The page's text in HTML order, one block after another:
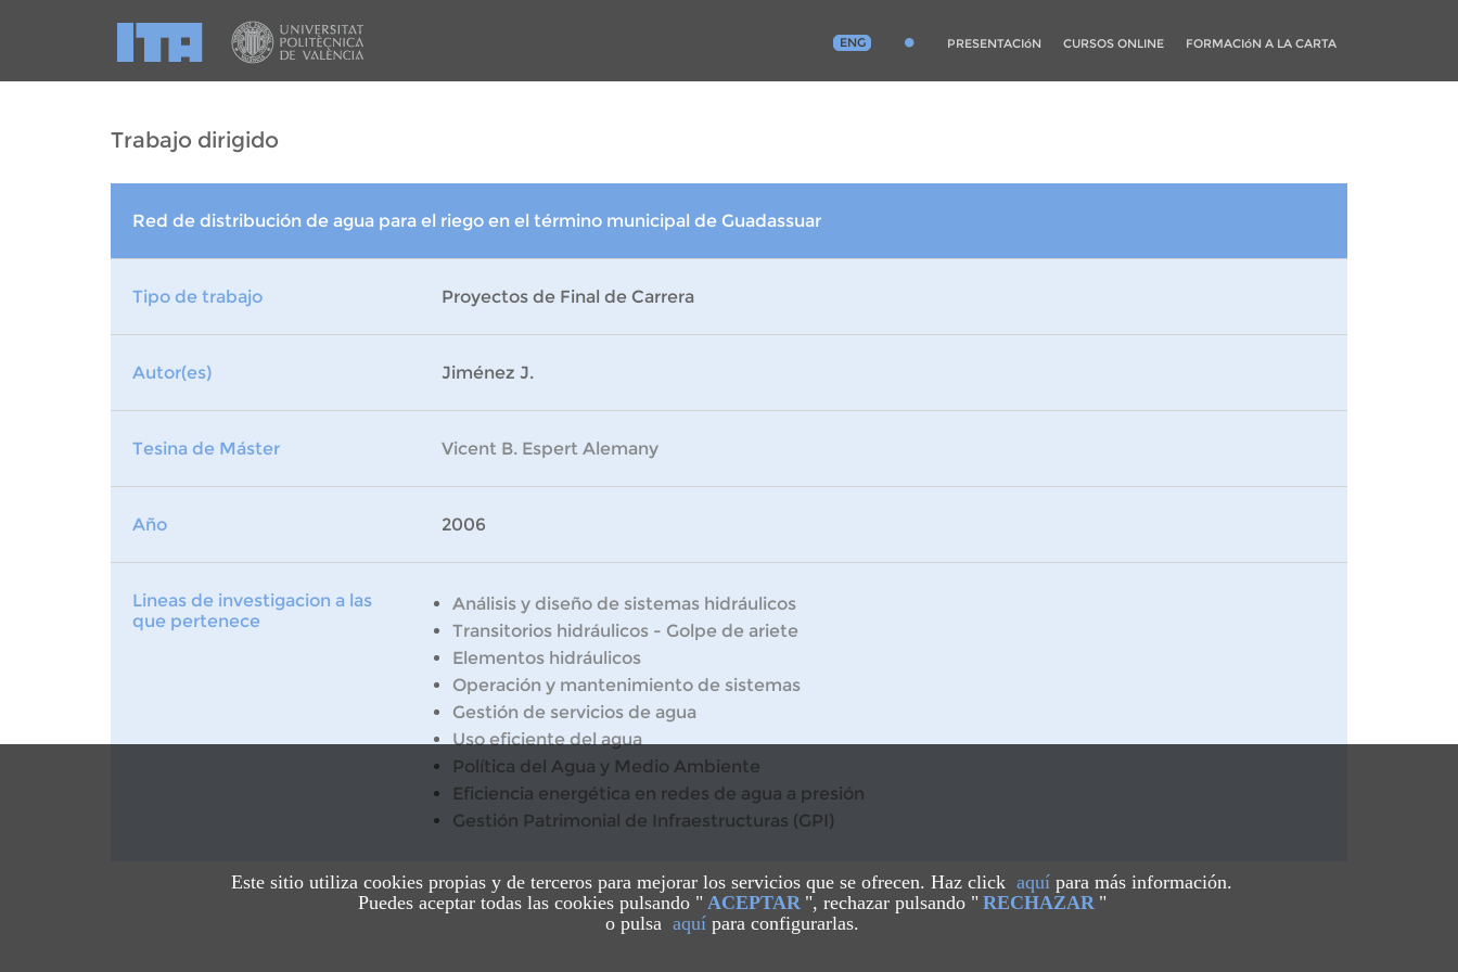
Este sitio utiliza cookies propias y de terceros para mejorar los servicios que se ofrecen. Haz click aquí para más información.
Puedes aceptar todas las cookies pulsando " ACEPTAR ", rechazar pulsando " RECHAZAR "
o pulsa aquípara configurarlas.
ENG PRESENTACIóN CURSOS ONLINE FORMACIóN A LA CARTA
Trabajo dirigido
Red de distribución de agua para el riego en el término municipal de Guadassuar
Tipo de trabajo Proyectos de Final de Carrera
Autor(es) Jiménez J.
Tesina de Máster Vicent B. Espert Alemany
Año 2006
Lineas de investigacion a las
que pertenece
Análisis y diseño de sistemas hidráulicos
Transitorios hidráulicos - Golpe de ariete
Elementos hidráulicos
Operación y mantenimiento de sistemas
Gestión de servicios de agua
Uso eficiente del agua
Política del Agua y Medio Ambiente
Eficiencia energética en redes de agua a presión
Gestión Patrimonial de Infraestructuras (GPI)